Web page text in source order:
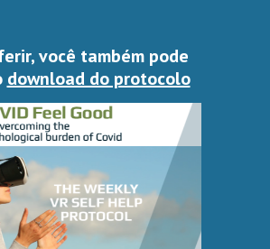
você também pode
download do protocolo